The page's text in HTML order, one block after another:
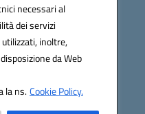
necessari al
dei servizi
inoltre,
da Web
la ns.Cookie Policy.